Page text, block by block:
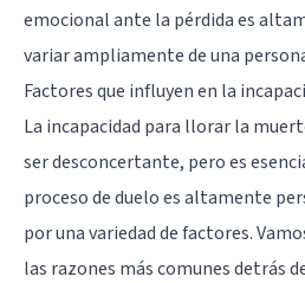
emocional ante la pérdida es
variar ampliamente de una
Factores que influyen en la
La incapacidad para llorar la
ser desconcertante, pero es
proceso de duelo es altamente
por una variedad de factores.
las razones más comunes detrás